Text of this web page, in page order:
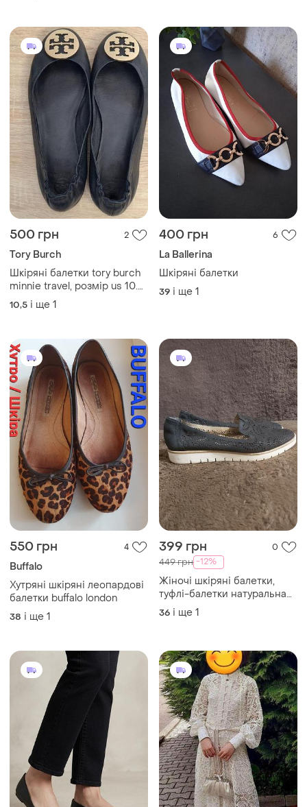
500 грн 2
Tory Burch
Шкіряні балетки tory burch
minnie travel, розмір us 10.5
m, золотистий логотип,
чорний
10,5 і ще 1
400 грн 6
La Ballerina
Шкіряні балетки
39 і ще 1
550 грн 4
Buffalo
Хутряні шкіряні леопардові
балетки buffalo london
38 і ще 1
399 грн 0
449 грн -12%
Жіночі шкіряні балетки,
туфлі-балетки натуральна
шкіра. розмір пишуть 37
36 і ще 1